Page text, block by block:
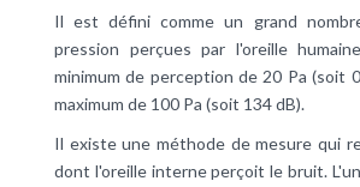
Il est défini comme un grand
pression perçues par l'oreille
minimum de perception de 20 Pa (soit
maximum de 100 Pa (soit 134 dB).
Il existe une méthode de mesure qui
dont l'oreille interne perçoit le bruit.